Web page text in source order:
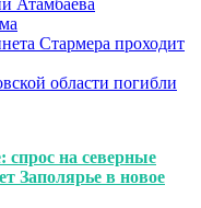
Атамбаева
Стармера проходит
области погибли
спрос на северные
Заполярье в новое